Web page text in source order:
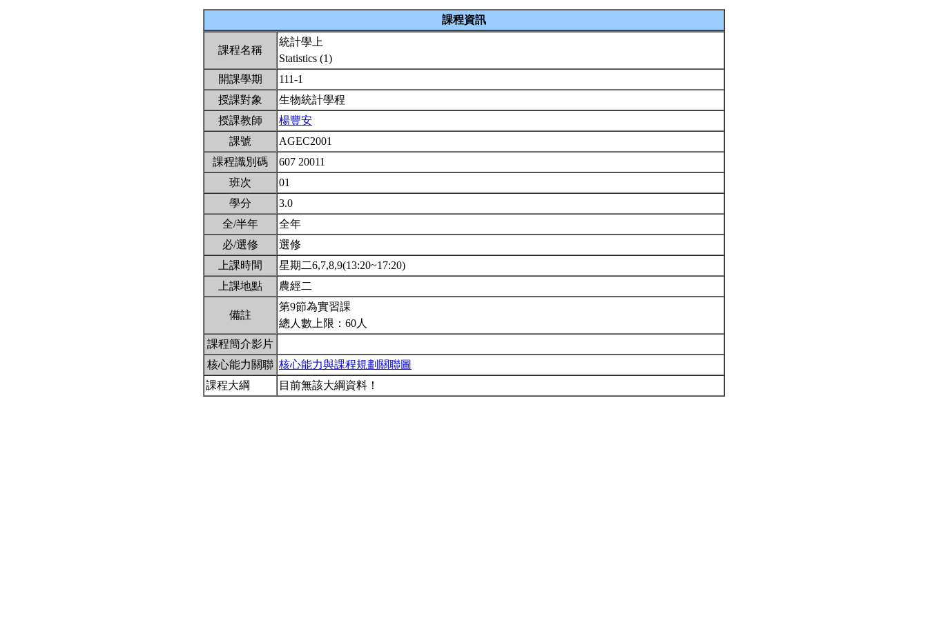
課程資訊
課程名稱
統計學上
Statistics (1)
開課學期
111-1
授課對象
生物統計學程
授課教師
楊豐安
課號
AGEC2001
課程識別碼
607 20011
班次
01
學分
3.0
全/半年
全年
必/選修
選修
上課時間
星期二6,7,8,9(13:20~17:20)
上課地點
農經二
備註
第9節為實習課
總人數上限：60人
課程簡介影片
核心能力關聯 核心能力與課程規劃關聯圖
課程大綱
目前無該大綱資料！